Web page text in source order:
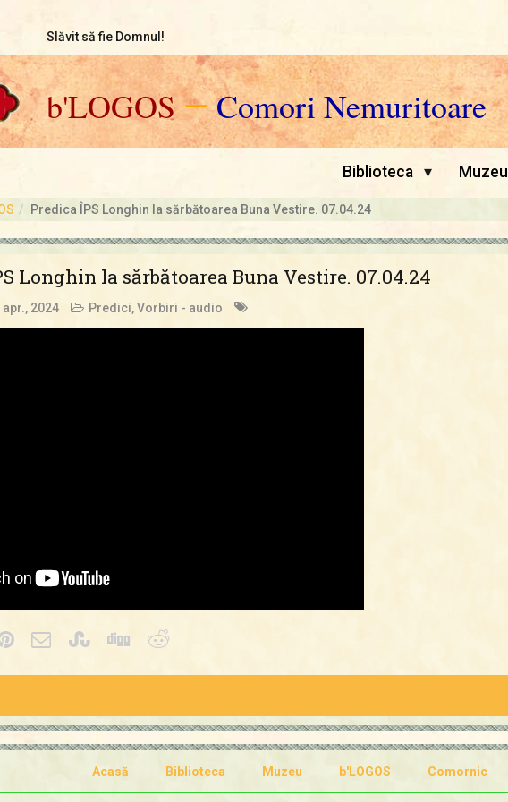
Slăvit să fie Domnul!
b'LOGOS—Comori Nemuritoare
Biblioteca ▾ Muzeu
Predica ÎPS Longhin la sărbătoarea Buna Vestire. 07.04.24
Longhin la sărbătoarea Buna Vestire. 07.04.24
apr., 2024 Predici,Vorbiri - audio
Acasă Biblioteca Muzeu b'LOGOS Comornic